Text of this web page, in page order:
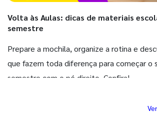
Volta às Aulas: dicas de materiais
semestre
Prepare a mochila, organize a rotina e
que fazem toda diferença para começar o
semestre com o pé direito. Confira!